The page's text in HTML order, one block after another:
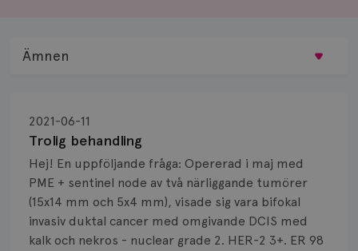
Trolig behandling
2021-06-11
Hej! En uppföljande fråga: Opererad i maj med
PME + sentinel node av två närliggande tumörer
(15x14 mm och 5x4 mm), visade sig vara bifokal
invasiv duktal cancer med omgivande DCIS med
kalk och nekros - nuclear grade 2. HER-2 3+. ER 98
Ämnen
Biopsi
Biverkningar
Bröstvårta
Knöl